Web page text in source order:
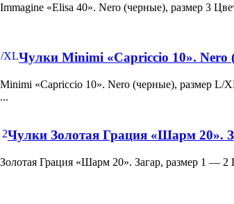
«Elisa 40». Nero (черные), размер 3
Чулки Minimi «Capriccio 10». Nero
«Capriccio 10». Nero (черные), размер
Чулки Золотая Грация «Шарм 20».
Грация «Шарм 20». Загар, размер 1 —